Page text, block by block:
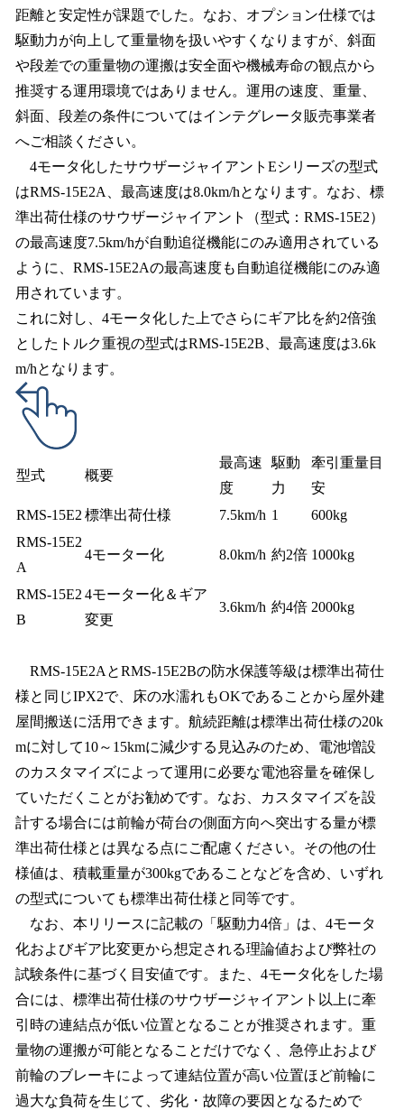
距離と安定性が課題でした。なお、オプション仕様では
駆動力が向上して重量物を扱いやすくなりますが、斜面
や段差での重量物の運搬は安全面や機械寿命の観点から
推奨する運用環境ではありません。運用の速度、重量、
斜面、段差の条件についてはインテグレータ販売事業者
へご相談ください。
4モータ化したサウザージャイアントEシリーズの型式
はRMS-15E2A、最高速度は8.0km/hとなります。なお、標
準出荷仕様のサウザージャイアント（型式：RMS-15E2）
の最高速度7.5km/hが自動追従機能にのみ適用されている
ように、RMS-15E2Aの最高速度も自動追従機能にのみ適
用されています。
これに対し、4モータ化した上でさらにギア比を約2倍強
としたトルク重視の型式はRMS-15E2B、最高速度は3.6k
m/hとなります。
型式 概要
最高速
度
駆動
力
牽引重量目
安
RMS-15E2 標準出荷仕様 7.5km/h 1
600kg
RMS-15E2
A
4モーター化 8.0km/h 約2倍 1000kg
RMS-15E2
B
4モーター化＆ギア
変更
3.6km/h 約4倍 2000kg
RMS-15E2AとRMS-15E2Bの防水保護等級は標準出荷仕
様と同じIPX2で、床の水濡れもOKであることから屋外建
屋間搬送に活用できます。航続距離は標準出荷仕様の20k
mに対して10～15kmに減少する見込みのため、電池増設
のカスタマイズによって運用に必要な電池容量を確保し
ていただくことがお勧めです。なお、カスタマイズを設
計する場合には前輪が荷台の側面方向へ突出する量が標
準出荷仕様とは異なる点にご配慮ください。その他の仕
様値は、積載重量が300kgであることなどを含め、いずれ
の型式についても標準出荷仕様と同等です。
なお、本リリースに記載の「駆動力4倍」は、4モータ
化およびギア比変更から想定される理論値および弊社の
試験条件に基づく目安値です。また、4モータ化をした場
合には、標準出荷仕様のサウザージャイアント以上に牽
引時の連結点が低い位置となることが推奨されます。重
量物の運搬が可能となることだけでなく、急停止および
前輪のブレーキによって連結位置が高い位置ほど前輪に
過大な負荷を生じて、劣化・故障の要因となるためで